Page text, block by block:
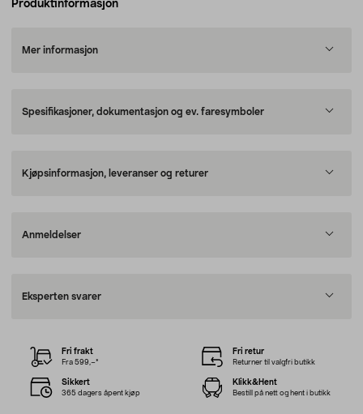
Produktinformasjon
Mer informasjon
Spesifikasjoner, dokumentasjon og ev. faresymboler
Kjøpsinformasjon, leveranser og returer
Anmeldelser
Eksperten svarer
Fri frakt
Fra 599,–*
Fri retur
Returner til valgfri butikk
Sikkert
365 dagers åpent kjøp
Klikk&Hent
Bestill på nett og hent i butikk